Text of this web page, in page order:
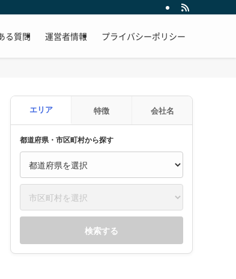
る質問 運営者情報 プライバシーポリシー
エリア 特徴 会社名
都道府県・市区町村から探す
検索する